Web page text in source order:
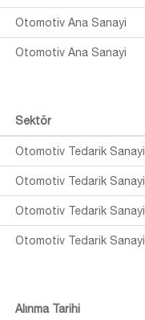
Otomotiv Ana Sanayi
Otomotiv Ana Sanayi
Sektör
Otomotiv Tedarik Sanayi
Otomotiv Tedarik Sanayi
Otomotiv Tedarik Sanayi
Otomotiv Tedarik Sanayi
Alınma Tarihi